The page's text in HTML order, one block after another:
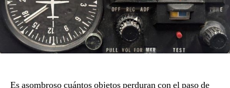
Es asombroso cuántos objetos perduran con el paso de